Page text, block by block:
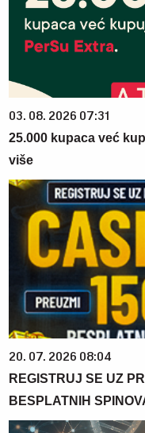
03. 08. 2026 07:31
25.000 kupaca već
više
20. 07. 2026 08:04
REGISTRUJ SE UZ
BESPLATNIH